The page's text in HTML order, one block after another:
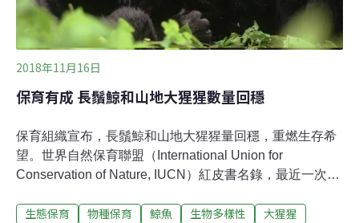
2018年11月16日
保育有成 長鬚鯨和山地大猩猩數量回穩
保育組織宣布，長鬚鯨和山地大猩猩量回穩，重燃生存希
望。世界自然保育聯盟（International Union for
Conservation of Nature, IUCN）紅皮書名錄，最近一次的
鯨船和盜獵者數十年來的迫害，現今針對這些哺乳動物的
生態保育 物種保育 鯨魚 生物多樣性 大猩猩